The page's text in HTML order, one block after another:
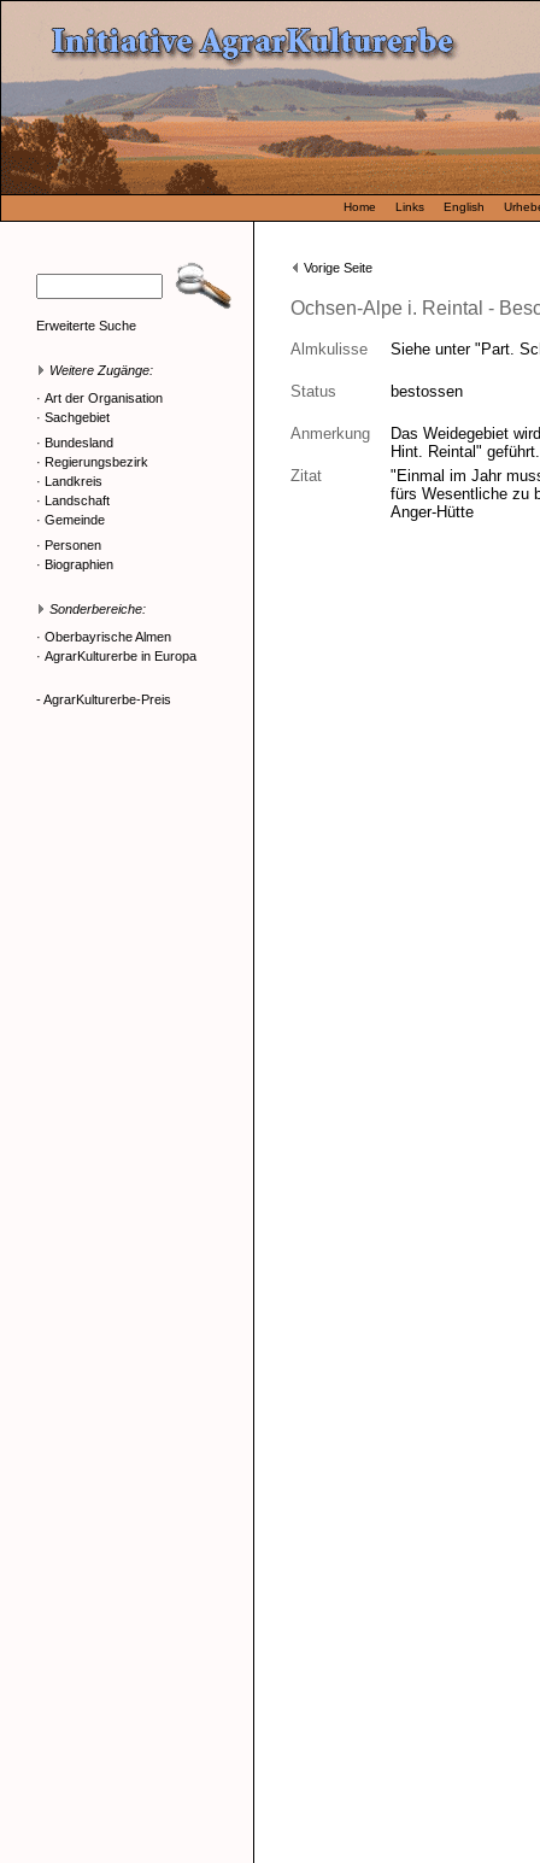
Home Links English
Erweiterte Suche
Weitere Zugänge:
· Art der Organisation
· Sachgebiet
· Bundesland
· Regierungsbezirk
· Landkreis
· Landschaft
· Gemeinde
· Personen
· Biographien
Sonderbereiche:
· Oberbayrische Almen
· AgrarKulturerbe in Europa
- AgrarKulturerbe-Preis
Vorige Seite
Ochsen-Alpe i. Reintal -
Almkulisse Siehe unter "Part.
Status bestossen
Anmerkung
Das Weidegebiet
Hint. Reintal"
Zitat
"Einmal im Jahr
fürs Wesentliche zu
Anger-Hütte